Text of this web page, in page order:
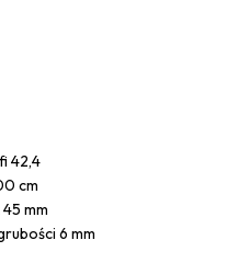
42,4
cm
mm
6 mm